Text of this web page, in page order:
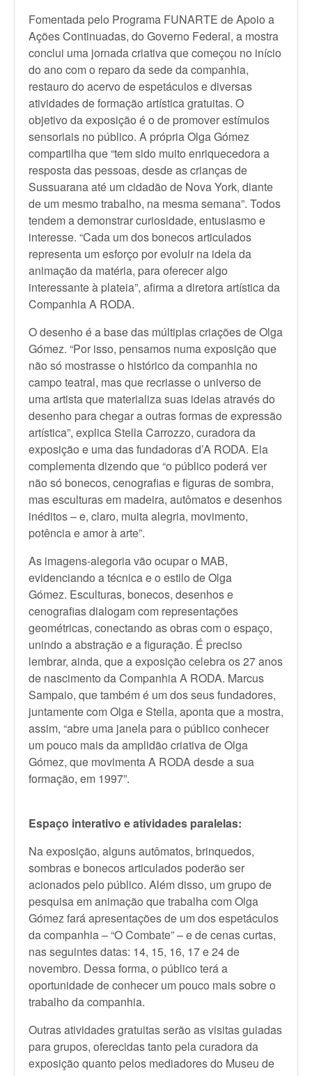
Fomentada pelo Programa FUNARTE de Apoio a
Ações Continuadas, do Governo Federal, a mostra
conclui uma jornada criativa que começou no início
do ano com o reparo da sede da companhia,
restauro do acervo de espetáculos e diversas
atividades de formação artística gratuitas. O
objetivo da exposição é o de promover estímulos
sensoriais no público. A própria Olga Gómez
compartilha que “tem sido muito enriquecedora a
resposta das pessoas, desde as crianças de
Sussuarana até um cidadão de Nova York, diante
de um mesmo trabalho, na mesma semana”. Todos
tendem a demonstrar curiosidade, entusiasmo e
interesse. “Cada um dos bonecos articulados
representa um esforço por evoluir na ideia da
animação da matéria, para oferecer algo
interessante à plateia”, afirma a diretora artística da
Companhia A RODA.
O desenho é a base das múltiplas criações de Olga
Gómez. “Por isso, pensamos numa exposição que
não só mostrasse o histórico da companhia no
campo teatral, mas que recriasse o universo de
uma artista que materializa suas ideias através do
desenho para chegar a outras formas de expressão
artística”, explica Stella Carrozzo, curadora da
exposição e uma das fundadoras d’A RODA. Ela
complementa dizendo que “o público poderá ver
não só bonecos, cenografias e figuras de sombra,
mas esculturas em madeira, autômatos e desenhos
inéditos – e, claro, muita alegria, movimento,
potência e amor à arte”.
As imagens-alegoria vão ocupar o MAB,
evidenciando a técnica e o estilo de Olga
Gómez. Esculturas, bonecos, desenhos e
cenografias dialogam com representações
geométricas, conectando as obras com o espaço,
unindo a abstração e a figuração. É preciso
lembrar, ainda, que a exposição celebra os 27 anos
de nascimento da Companhia A RODA. Marcus
Sampaio, que também é um dos seus fundadores,
juntamente com Olga e Stella, aponta que a mostra,
assim, “abre uma janela para o público conhecer
um pouco mais da amplidão criativa de Olga
Gómez, que movimenta A RODA desde a sua
formação, em 1997”.
Espaço interativo e atividades paralelas:
Na exposição, alguns autômatos, brinquedos,
sombras e bonecos articulados poderão ser
acionados pelo público. Além disso, um grupo de
pesquisa em animação que trabalha com Olga
Gómez fará apresentações de um dos espetáculos
da companhia – “O Combate” – e de cenas curtas,
nas seguintes datas: 14, 15, 16, 17 e 24 de
novembro. Dessa forma, o público terá a
oportunidade de conhecer um pouco mais sobre o
trabalho da companhia.
Outras atividades gratuitas serão as visitas guiadas
para grupos, oferecidas tanto pela curadora da
exposição quanto pelos mediadores do Museu de